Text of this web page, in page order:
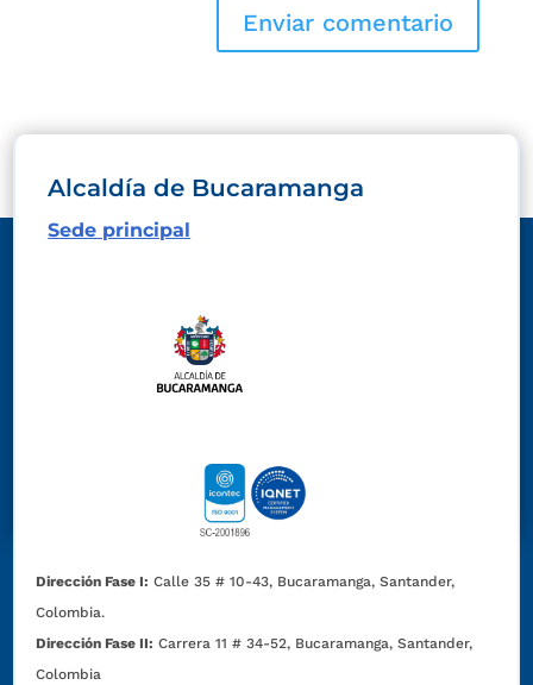
Alcaldía de Bucaramanga
Sede principal
Dirección Fase I: Calle 35 # 10-43, Bucaramanga, Santander,
Colombia.
Dirección Fase II: Carrera 11 # 34-52, Bucaramanga, Santander,
Colombia